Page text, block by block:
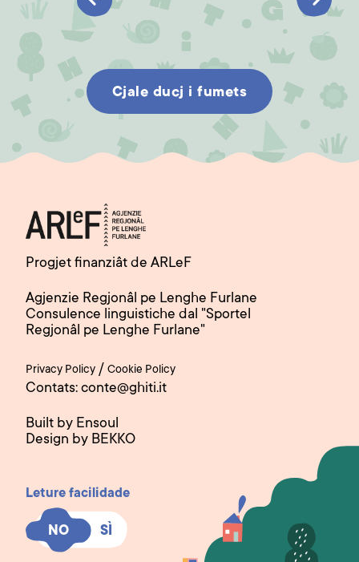
Cjale ducj i fumets
Progjet finanziât de ARLeF
Agjenzie Regjonâl pe Lenghe Furlane
Consulence linguistiche dal "Sportel
Regjonâl pe Lenghe Furlane"
Privacy Policy / Cookie Policy
Contats: conte@ghiti.it
Built by Ensoul
Design by BEKKO
Leture facilidade
NO SÌ
NO SÌ